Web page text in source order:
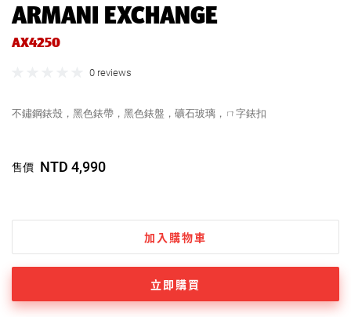
ARMANI EXCHANGE
AX4250
0 reviews
不鏽鋼錶殼，黑色錶帶，黑色錶盤，礦石玻璃，ㄇ字錶扣
售價 NTD 4,990
加入購物車
立即購買